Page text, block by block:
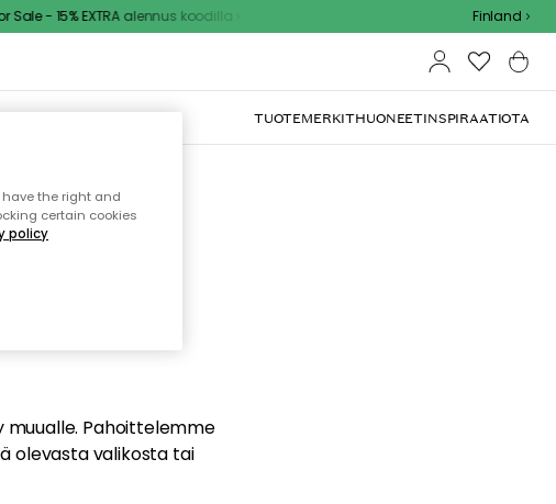
- 15% EXTRA alennus koodilla Finland
TUOTEMERKITHUONEETINSPIRAATIOTA
muualle. Pahoittelemme
olevasta valikosta tai
the right and
certain cookies
policy